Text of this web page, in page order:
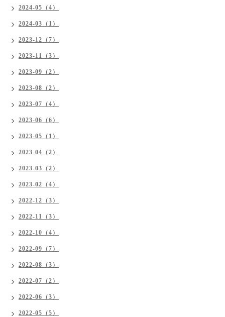
2024-05（4）
2024-03（1）
2023-12（7）
2023-11（3）
2023-09（2）
2023-08（2）
2023-07（4）
2023-06（6）
2023-05（1）
2023-04（2）
2023-03（2）
2023-02（4）
2022-12（3）
2022-11（3）
2022-10（4）
2022-09（7）
2022-08（3）
2022-07（2）
2022-06（3）
2022-05（5）